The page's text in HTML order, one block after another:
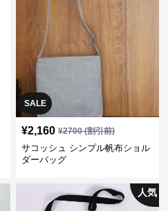
SALE
¥2,160 ¥2700(割引前)
サコッシュ シンプル帆布ショル
ダーバッグ
人気